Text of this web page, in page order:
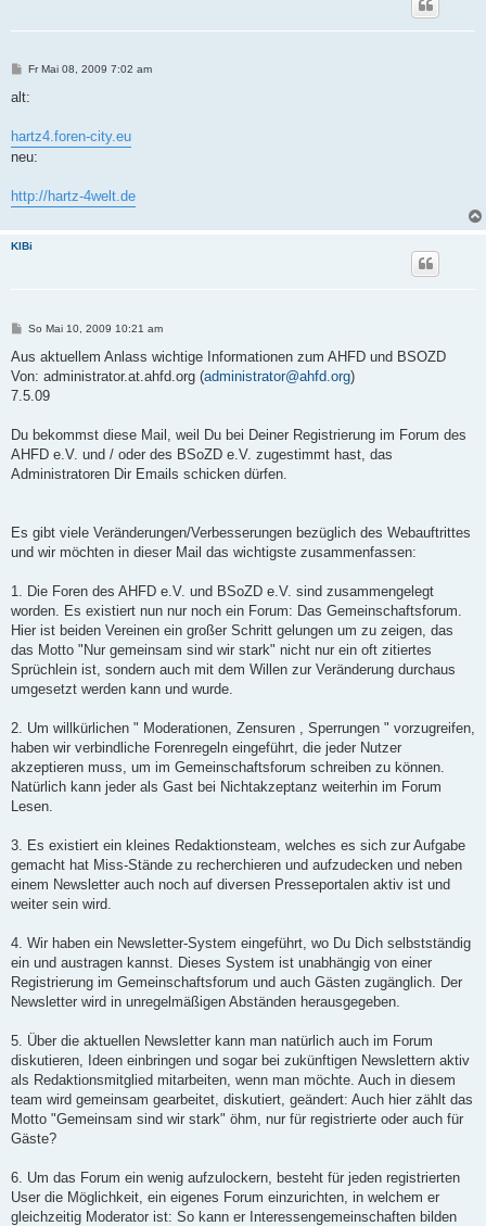
B
i
a
g
Fr Mai 08, 2009 7:02 am
alt:
hartz4.foren-city.eu
neu:
http://hartz-4welt.de
KlBi
B
r
a
So Mai 10, 2009 10:21 am
Von: administrator.at.ahfd.org (administrator@ahfd.org)
7.5.09
Du bekommst diese Mail, weil Du bei Deiner Registrierung im Forum des
AHFD e.V. und / oder des BSoZD e.V. zugestimmt hast, das
Administratoren Dir Emails schicken dürfen.
Es gibt viele Veränderungen/Verbesserungen bezüglich des Webauftrittes
und wir möchten in dieser Mail das wichtigste zusammenfassen:
1. Die Foren des AHFD e.V. und BSoZD e.V. sind zusammengelegt
worden. Es existiert nun nur noch ein Forum: Das Gemeinschaftsforum.
Hier ist beiden Vereinen ein großer Schritt gelungen um zu zeigen, das
das Motto "Nur gemeinsam sind wir stark" nicht nur ein oft zitiertes
Sprüchlein ist, sondern auch mit dem Willen zur Veränderung durchaus
umgesetzt werden kann und wurde.
2. Um willkürlichen " Moderationen, Zensuren , Sperrungen " vorzugreifen,
haben wir verbindliche Forenregeln eingeführt, die jeder Nutzer
akzeptieren muss, um im Gemeinschaftsforum schreiben zu können.
Natürlich kann jeder als Gast bei Nichtakzeptanz weiterhin im Forum
Lesen.
3. Es existiert ein kleines Redaktionsteam, welches es sich zur Aufgabe
gemacht hat Miss-Stände zu recherchieren und aufzudecken und neben
einem Newsletter auch noch auf diversen Presseportalen aktiv ist und
weiter sein wird.
4. Wir haben ein Newsletter-System eingeführt, wo Du Dich selbstständig
ein und austragen kannst. Dieses System ist unabhängig von einer
Registrierung im Gemeinschaftsforum und auch Gästen zugänglich. Der
Newsletter wird in unregelmäßigen Abständen herausgegeben.
5. Über die aktuellen Newsletter kann man natürlich auch im Forum
diskutieren, Ideen einbringen und sogar bei zukünftigen Newslettern aktiv
als Redaktionsmitglied mitarbeiten, wenn man möchte. Auch in diesem
team wird gemeinsam gearbeitet, diskutiert, geändert: Auch hier zählt das
Motto "Gemeinsam sind wir stark" öhm, nur für registrierte oder auch für
Gäste?
6. Um das Forum ein wenig aufzulockern, besteht für jeden registrierten
User die Möglichkeit, ein eigenes Forum einzurichten, in welchem er
gleichzeitig Moderator ist: So kann er Interessengemeinschaften bilden